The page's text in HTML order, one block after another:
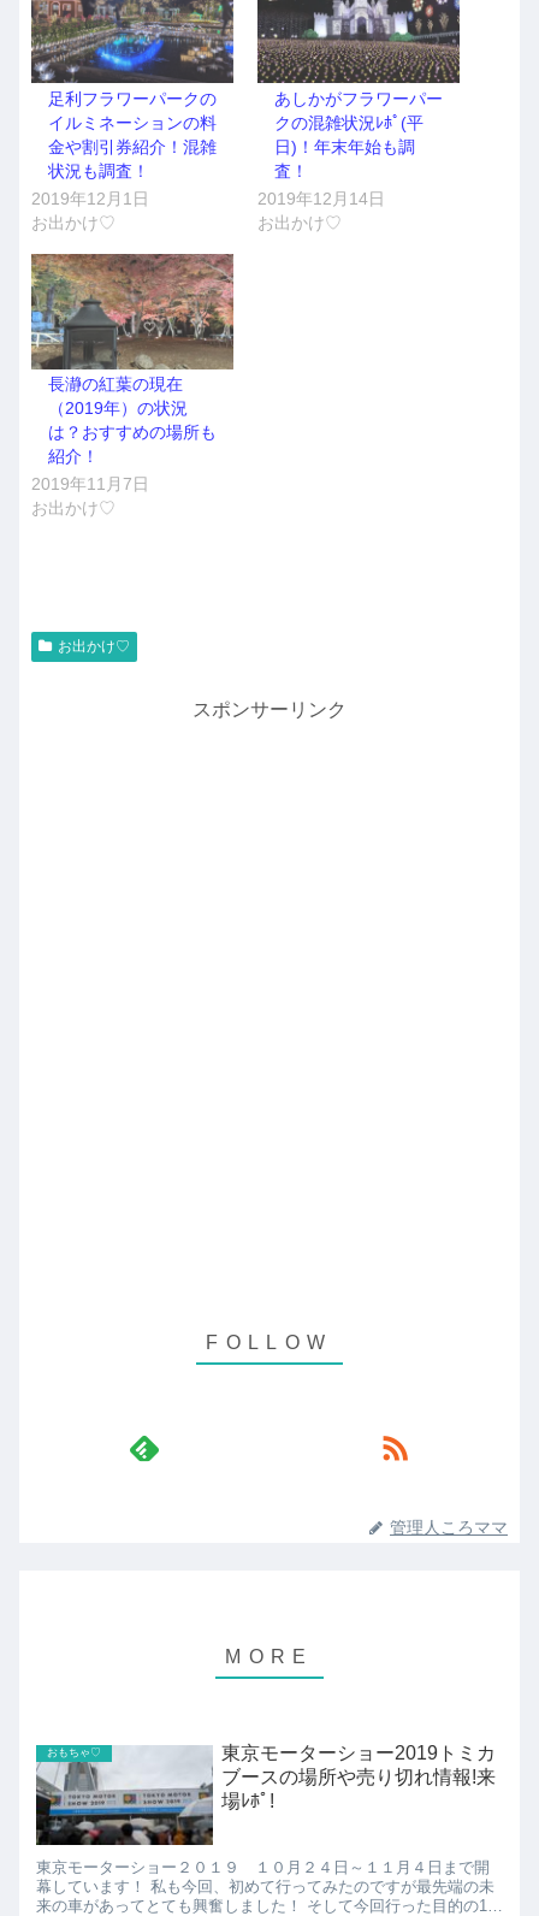
足利フラワーパークの
イルミネーションの料
金や割引券紹介！混雑
状況も調査！
2019年12月1日
お出かけ♡
あしかがフラワーパー
クの混雑状況ﾚﾎﾟ(平
日)！年末年始も調
査！
2019年12月14日
お出かけ♡
長瀞の紅葉の現在
（2019年）の状況
は？おすすめの場所も
紹介！
2019年11月7日
お出かけ♡
お出かけ♡
スポンサーリンク
管理人ころママ
おもちゃ♡
東京モーターショー2019トミカ
ブースの場所や売り切れ情報!来
場ﾚﾎﾟ!
東京モーターショー２０１９ １０月２４日～１１月４日まで開
幕しています！ 私も今回、初めて行ってみたのですが最先端の未
来の車があってとても興奮しました！ そして今回行った目的の1